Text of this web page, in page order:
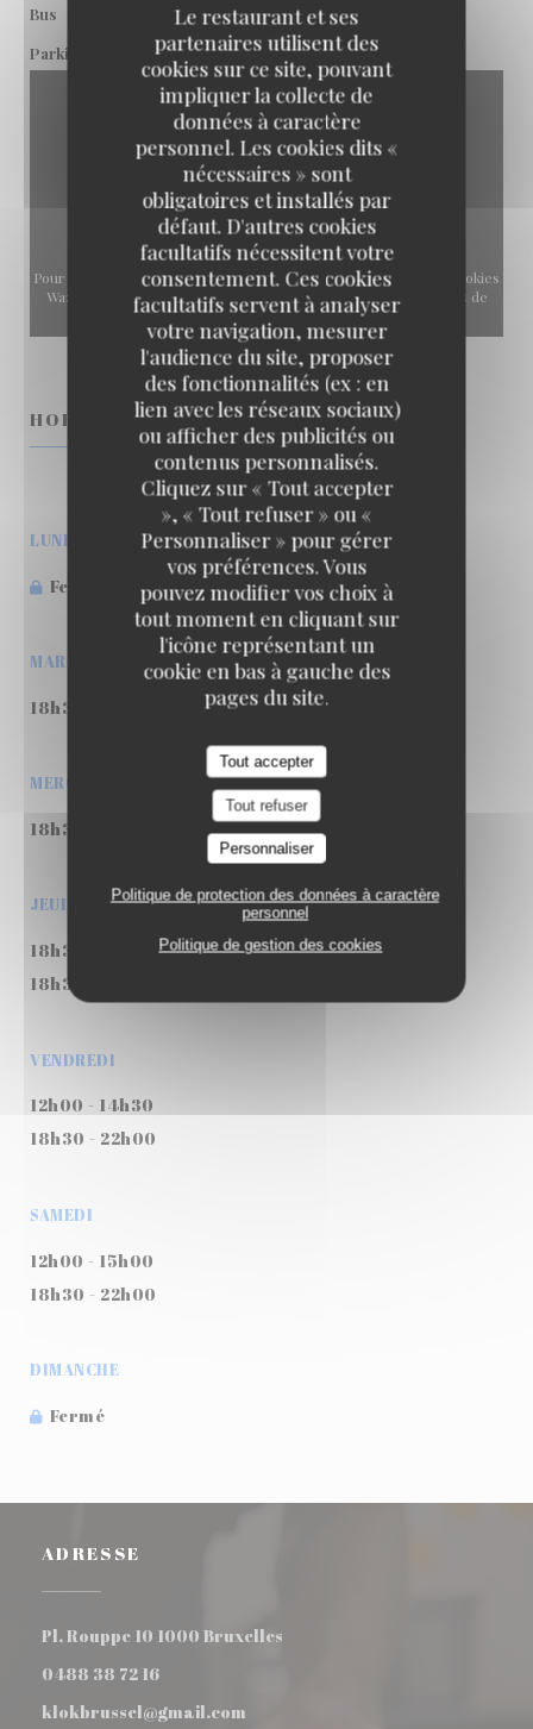
Le restaurant et ses
partenaires utilisent des
cookies sur ce site, pouvant
impliquer la collecte de
données à caractère
personnel. Les cookies dits «
nécessaires » sont
obligatoires et installés par
défaut. D'autres cookies
facultatifs nécessitent votre
consentement. Ces cookies
facultatifs servent à analyser
votre navigation, mesurer
l'audience du site, proposer
des fonctionnalités (ex : en
lien avec les réseaux sociaux)
ou afficher des publicités ou
contenus personnalisés.
Cliquez sur « Tout accepter
», « Tout refuser » ou «
Personnaliser » pour gérer
vos préférences. Vous
pouvez modifier vos choix à
tout moment en cliquant sur
l'icône représentant un
cookie en bas à gauche des
pages du site.
Tout accepter
Tout refuser
Personnaliser
Politique de protection des données à caractère
personnel
Politique de gestion des cookies
Bus Arrêt Rouppe. Ligne 48
Parking Rouppe fontainas
Pour afficher la carte interactive Waze, vous devez accepter les cookies
Waze Map (Google). Ces cookies peuvent collecter des données de
navigation et de localisation.
Autoriser
HORAIRES KLOK
LUNDI
Fermé
MARDI
18h30 - 22h00
MERCREDI
18h30 - 22h00
JEUDI
18h30 - 22h00
18h30 - 22h00
VENDREDI
12h00 - 14h30
18h30 - 22h00
SAMEDI
12h00 - 15h00
18h30 - 22h00
DIMANCHE
Fermé
ADRESSE
Pl. Rouppe 10 1000 Bruxelles
0488 38 72 16
klokbrussel@gmail.com
Klok